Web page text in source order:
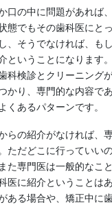
口の中に問題があれば
態でもその歯科医にと
、そうでなければ、も
ということになります
科検診とクリーニング
かり、専門的な内容で
くあるパターンです。
らの紹介がなければ、
ただどこに行っていい
た専門医は一般的なこ
医に紹介ということは
ある場合や、矯正中に